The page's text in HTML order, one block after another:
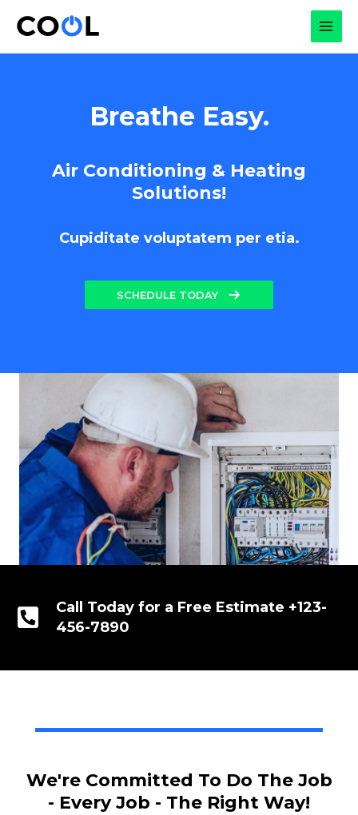
Breathe Easy.
Air Conditioning & Heating
Solutions!
Cupiditate voluptatem per etia.
SCHEDULE TODAY
Call Today for a Free Estimate +123-
456-7890
We're Committed To Do The Job
- Every Job - The Right Way!